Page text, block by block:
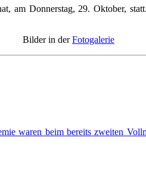
am Donnerstag, 29. Oktober,
Bilder in derFotogalerie
waren beim bereits zweiten